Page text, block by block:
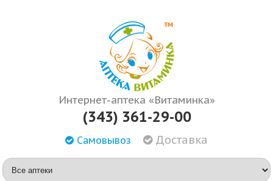
Интернет-аптека «Витаминка»
(343) 361-29-00
Самовывоз Доставка